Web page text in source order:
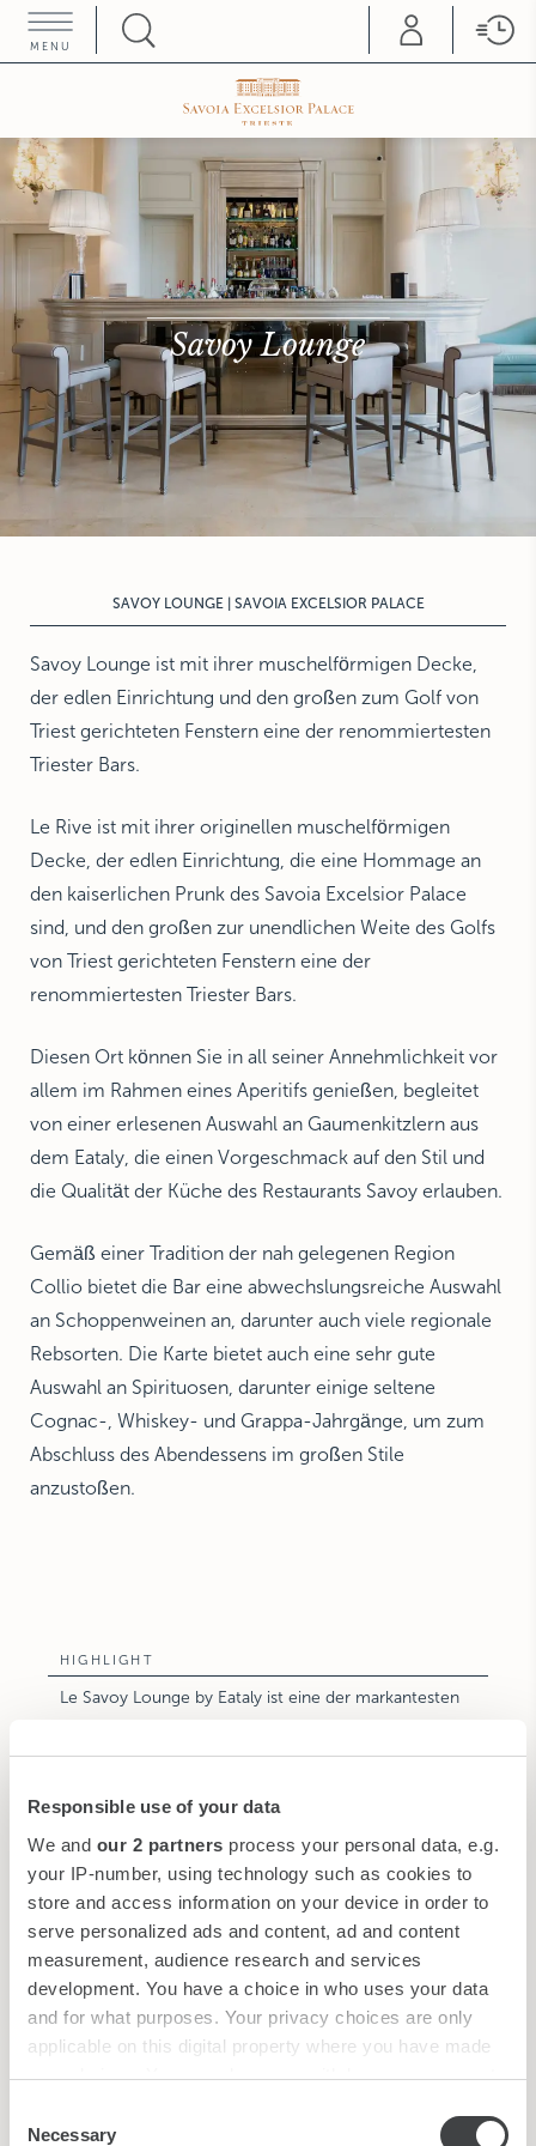
Responsible use of your data
We and our 2 partners process your personal data, e.g.
your IP-number, using technology such as cookies to
store and access information on your device in order to
serve personalized ads and content, ad and content
measurement, audience research and services
development. You have a choice in who uses your data
and for what purposes. Your privacy choices are only
applicable on this digital property where you have made
your choices. You can change or withdraw your consent
the Privacy trigger icon.
Selection
Necessary
MENU
Savoy Lounge
SAVOY LOUNGE | SAVOIA EXCELSIOR PALACE
Savoy Lounge ist mit ihrer muschelförmigen Decke,
der edlen Einrichtung und den großen zum Golf von
Triest gerichteten Fenstern eine der renommiertesten
Triester Bars.
Le Rive ist mit ihrer originellen muschelförmigen
Decke, der edlen Einrichtung, die eine Hommage an
den kaiserlichen Prunk des Savoia Excelsior Palace
sind, und den großen zur unendlichen Weite des Golfs
von Triest gerichteten Fenstern eine der
renommiertesten Triester Bars.
Diesen Ort können Sie in all seiner Annehmlichkeit vor
allem im Rahmen eines Aperitifs genießen, begleitet
von einer erlesenen Auswahl an Gaumenkitzlern aus
dem Eataly, die einen Vorgeschmack auf den Stil und
die Qualität der Küche des Restaurants Savoy erlauben.
Gemäß einer Tradition der nah gelegenen Region
Collio bietet die Bar eine abwechslungsreiche Auswahl
an Schoppenweinen an, darunter auch viele regionale
Rebsorten. Die Karte bietet auch eine sehr gute
Auswahl an Spirituosen, darunter einige seltene
Cognac-, Whiskey- und Grappa-Jahrgänge, um zum
Abschluss des Abendessens im großen Stile
anzustoßen.
HIGHLIGHT
Le Savoy Lounge by Eataly ist eine der markantesten
luxuriösen Möbeln und Panoramablick auf die Bucht